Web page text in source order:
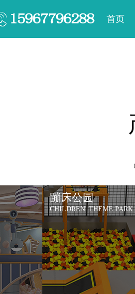
首页
蹦床公园
CHILDREN' THEME PARK